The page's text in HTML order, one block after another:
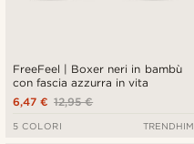
FreeFeel | Boxer neri in bambù
con fascia azzurra in vita
12,95 €
6,47 €
5 COLORI TRENDHIM